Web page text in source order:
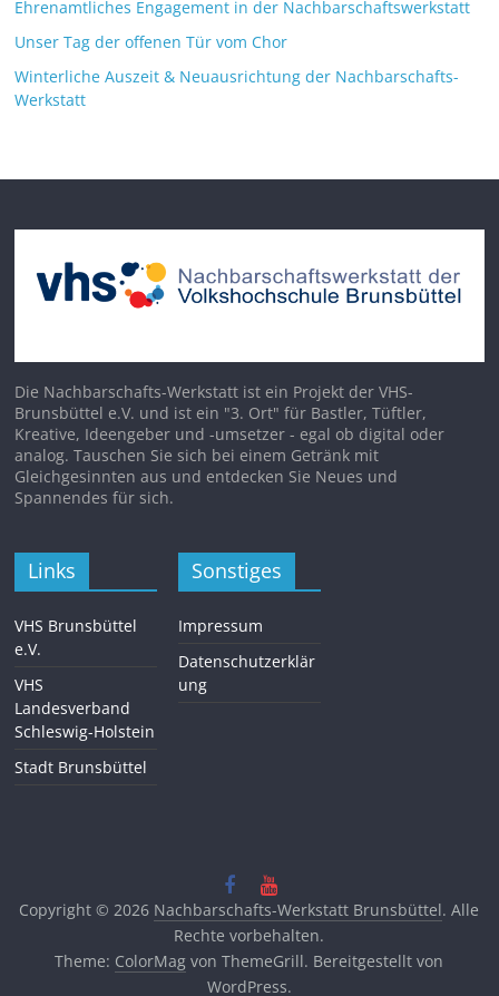
Ehrenamtliches Engagement in der Nachbarschaftswerkstatt
Unser Tag der offenen Tür vom Chor
Winterliche Auszeit & Neuausrichtung der Nachbarschafts-
Werkstatt
Die Nachbarschafts-Werkstatt ist ein Projekt der VHS-
Brunsbüttel e.V. und ist ein "3. Ort" für Bastler, Tüftler,
Kreative, Ideengeber und -umsetzer - egal ob digital oder
analog. Tauschen Sie sich bei einem Getränk mit
Gleichgesinnten aus und entdecken Sie Neues und
Spannendes für sich.
Links
VHS Brunsbüttel
e.V.
VHS
Landesverband
Schleswig-Holstein
Stadt Brunsbüttel
Sonstiges
Impressum
Datenschutzerklär
ung
Copyright © 2026 Nachbarschafts-Werkstatt Brunsbüttel. Alle
Rechte vorbehalten.
Theme: ColorMag von ThemeGrill. Bereitgestellt von
WordPress.